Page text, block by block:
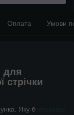
Оплата Умови
для
стрічки
Яку б